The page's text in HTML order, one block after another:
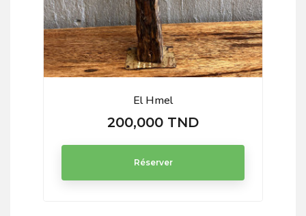
El Hmel
Prix
200,000 TND
Réserver